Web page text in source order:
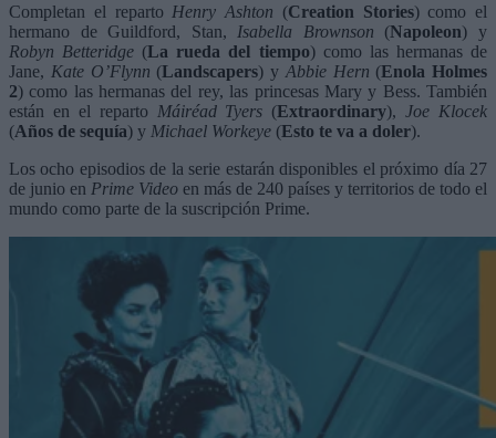
Completan el reparto Henry Ashton (Creation Stories) como el
hermano de Guildford, Stan, Isabella Brownson (Napoleon) y
Robyn Betteridge (La rueda del tiempo) como las hermanas de
Jane, Kate O’Flynn (Landscapers) y Abbie Hern (Enola Holmes
2) como las hermanas del rey, las princesas Mary y Bess. También
están en el reparto Máiréad Tyers (Extraordinary), Joe Klocek
(Años de sequía) y Michael Workeye (Esto te va a doler).
Los ocho episodios de la serie estarán disponibles el próximo día 27
de junio en Prime Video en más de 240 países y territorios de todo el
mundo como parte de la suscripción Prime.